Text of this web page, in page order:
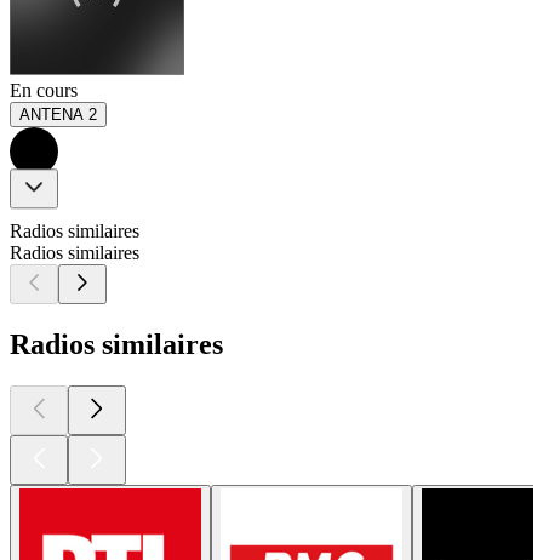
En cours
ANTENA 2
Radios similaires
Radios similaires
Radios similaires